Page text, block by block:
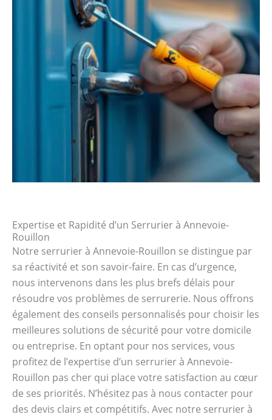
Expertise et Rapidité d’un Serrurier à Annevoie-
Rouillon
Notre serrurier à Annevoie-Rouillon se distingue par
sa réactivité et son savoir-faire. En cas d’urgence,
nous intervenons dans les plus brefs délais pour
résoudre vos problèmes de serrurerie. Nous offrons
également des conseils personnalisés pour choisir les
meilleures solutions de sécurité pour votre domicile
ou entreprise. En optant pour nos services, vous
profitez de l’expertise d’un serrurier à Annevoie-
Rouillon pas cher qui place votre satisfaction au cœur
de ses priorités. N’hésitez pas à nous contacter pour
des devis clairs et compétitifs. Avec notre serrurier à